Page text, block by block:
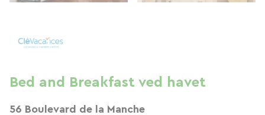
Bed and Breakfast ved havet
56 Boulevard de la Manche